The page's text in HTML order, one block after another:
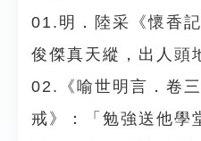
01.明．陸采《懷香
俊傑真天縱，出人頭
02.《喻世明言．卷
戒》：「勉強送他學